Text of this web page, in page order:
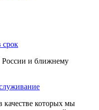
срок
России и ближнему
качестве которых мы